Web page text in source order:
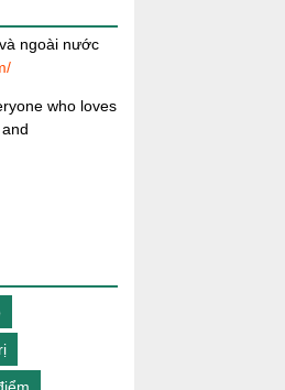
ngoài nước
who loves